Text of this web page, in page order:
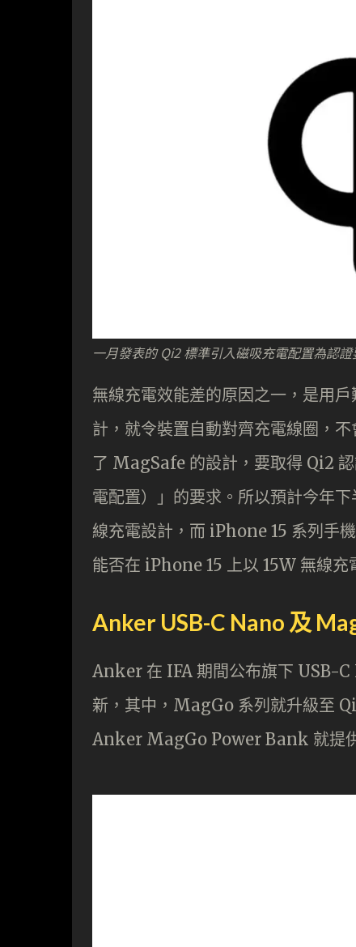
一月發表的 Qi2 標準引入磁吸充電配置為認證
無線充電效能差的原因之一，是用
計，就令裝置自動對齊充電線圈，
了 MagSafe 的設計，要取得 Qi2
電配置）」的要求。所以預計今年
線充電設計，而 iPhone 15 系列手
能否在 iPhone 15 上以 15W 無線
Anker USB-C Nano 及
Anker 在 IFA 期間公布旗下 USB-
新，其中，MagGo 系列就升級至
Anker MagGo Power Bank 就提供